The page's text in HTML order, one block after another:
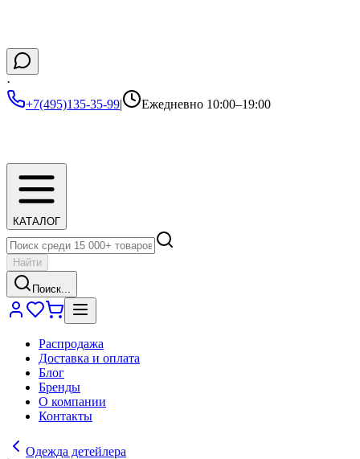
·
+7(495)135-35-99| Ежедневно 10:00–19:00
КАТАЛОГ
Найти
Поиск...
Распродажа
Доставка и оплата
Блог
Бренды
О компании
Контакты
Одежда детейлера